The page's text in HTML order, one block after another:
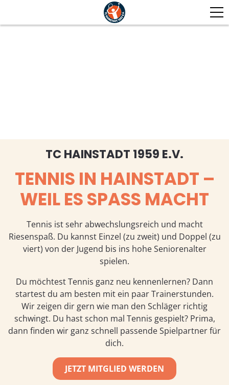
TC HAINSTADT 1959 E.V.
TENNIS IN HAINSTADT –
WEIL ES SPASS MACHT
Tennis ist sehr abwechslungsreich und macht
Riesenspaß. Du kannst Einzel (zu zweit) und Doppel (zu
viert) von der Jugend bis ins hohe Seniorenalter
spielen.
Du möchtest Tennis ganz neu kennenlernen? Dann
startest du am besten mit ein paar Trainerstunden.
Wir zeigen dir gern wie man den Schläger richtig
schwingt. Du hast schon mal Tennis gespielt? Prima,
dann finden wir ganz schnell passende Spielpartner für
dich.
JETZT MITGLIED WERDEN